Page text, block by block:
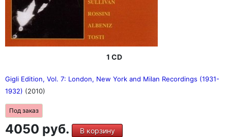
1 CD
Gigli Edition, Vol. 7: London, New York and Milan Recordings (1931-
1932) (2010)
Под заказ
4050 руб. В корзину